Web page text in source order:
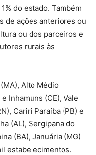
do estado. Também
de ações anteriores ou
ou dos parceiros e
rurais às
Alto Médio
Inhamuns (CE), Vale
Cariri Paraíba (PB) e
(AL), Sergipana do
(BA), Januária (MG)
estabelecimentos.